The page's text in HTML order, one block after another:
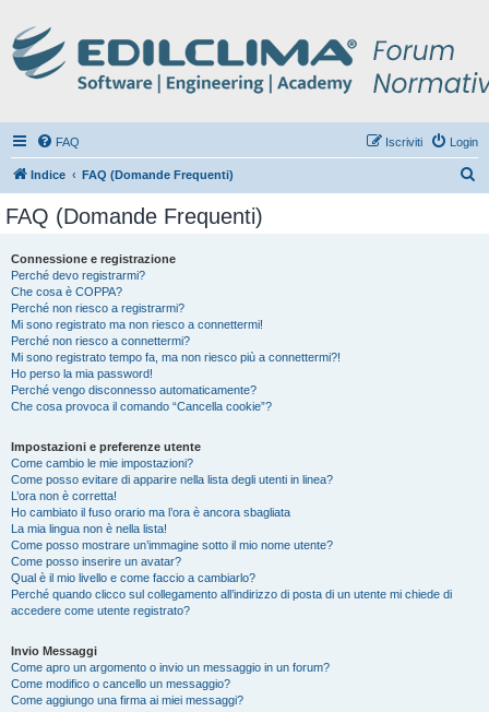
FAQ Login
Iscriviti
Indice FAQ (Domande Frequenti)
FAQ (Domande Frequenti)
Connessione e registrazione
Perché devo registrarmi?
Che cosa è COPPA?
Perché non riesco a registrarmi?
Mi sono registrato ma non riesco a connettermi!
Perché non riesco a connettermi?
Mi sono registrato tempo fa, ma non riesco più a connettermi?!
Ho perso la mia password!
Perché vengo disconnesso automaticamente?
Che cosa provoca il comando “Cancella cookie”?
Impostazioni e preferenze utente
Come cambio le mie impostazioni?
Come posso evitare di apparire nella lista degli utenti in linea?
L’ora non è corretta!
Ho cambiato il fuso orario ma l’ora è ancora sbagliata
La mia lingua non è nella lista!
Come posso mostrare un’immagine sotto il mio nome utente?
Come posso inserire un avatar?
Qual è il mio livello e come faccio a cambiarlo?
Perché quando clicco sul collegamento all’indirizzo di posta di un utente mi chiede di
accedere come utente registrato?
Invio Messaggi
Come apro un argomento o invio un messaggio in un forum?
Come modifico o cancello un messaggio?
Come aggiungo una firma ai miei messaggi?